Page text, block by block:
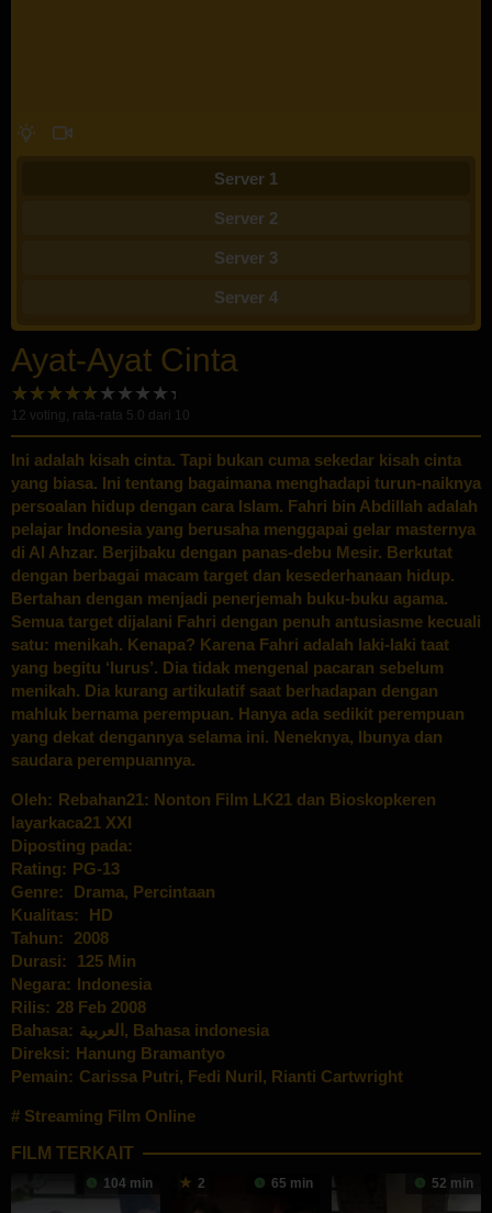
Server 1
Server 2
Server 3
Server 4
Ayat-Ayat Cinta
12 voting, rata-rata 5.0 dari 10
Ini adalah kisah cinta. Tapi bukan cuma sekedar kisah cinta
yang biasa. Ini tentang bagaimana menghadapi turun-naiknya
persoalan hidup dengan cara Islam. Fahri bin Abdillah adalah
pelajar Indonesia yang berusaha menggapai gelar masternya
di Al Ahzar. Berjibaku dengan panas-debu Mesir. Berkutat
dengan berbagai macam target dan kesederhanaan hidup.
Bertahan dengan menjadi penerjemah buku-buku agama.
Semua target dijalani Fahri dengan penuh antusiasme kecuali
satu: menikah. Kenapa? Karena Fahri adalah laki-laki taat
yang begitu ‘lurus’. Dia tidak mengenal pacaran sebelum
menikah. Dia kurang artikulatif saat berhadapan dengan
mahluk bernama perempuan. Hanya ada sedikit perempuan
yang dekat dengannya selama ini. Neneknya, Ibunya dan
saudara perempuannya.
Oleh: Rebahan21: Nonton Film LK21 dan Bioskopkeren
layarkaca21 XXI
Diposting pada:
Rating: PG-13
Genre:
Drama, Percintaan
Kualitas:
HD
Tahun:
2008
Durasi:
125 Min
Negara: Indonesia
Rilis: 28 Feb 2008
Bahasa:
العربية, Bahasa indonesia
Direksi: Hanung Bramantyo
Pemain: Carissa Putri, Fedi Nuril, Rianti Cartwright
Streaming Film Online
FILM TERKAIT
104 min 2 65 min 52 min